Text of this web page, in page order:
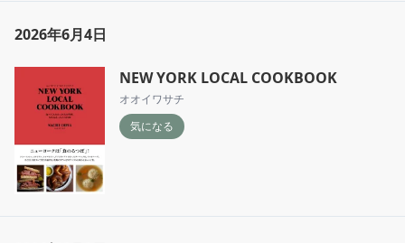
2026年6月4日
NEW YORK LOCAL COOKBOOK
オオイワサチ
気になる